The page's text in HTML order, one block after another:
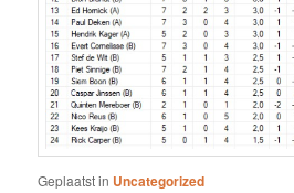
Geplaatst in Uncategorized